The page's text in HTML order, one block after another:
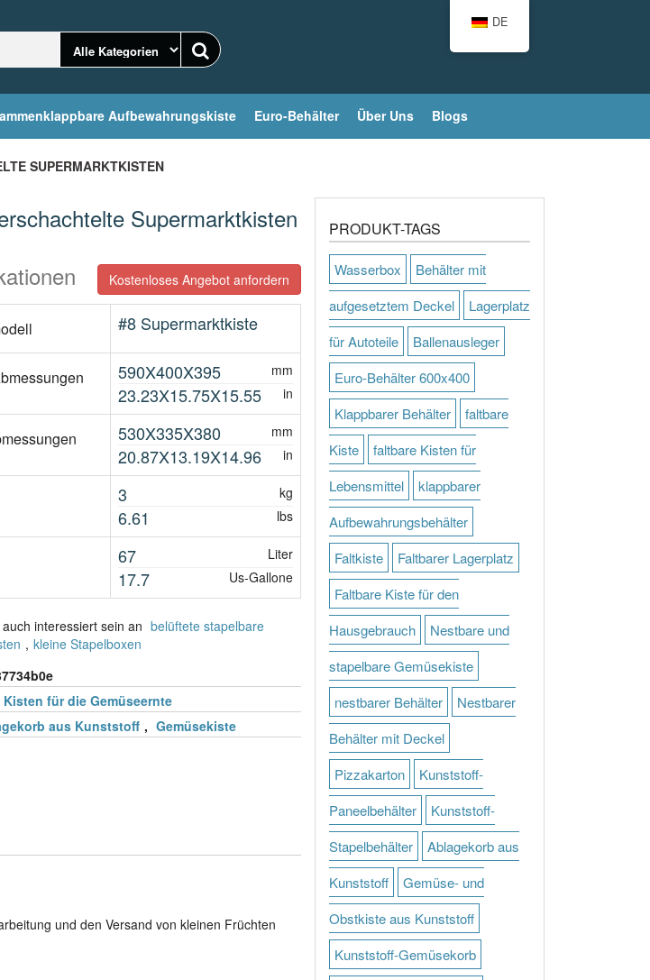
Aufbewahrungskiste Euro-Behälter Über Uns Blogs
SUPERMARKTKISTEN
Supermarktkisten
Kostenloses Angebot anfordern
#8 Supermarktkiste
590X400X395 mm
23.23X15.75X15.55 in
530X335X380 mm
20.87X13.19X14.96 in
3 kg
6.61 lbs
67 Liter
17.7 Us-Gallone
interessiert sein an belüftete stapelbare
, kleine Stapelboxen
Kisten für die Gemüseernte
aus Kunststoff , Gemüsekiste
und den Versand von kleinen Früchten
PRODUKT-TAGS
Wasserbox
Behälter mit
aufgesetztem Deckel
Lagerplatz
für Autoteile
Ballenausleger
Euro-Behälter 600x400
Klappbarer Behälter
faltbare
Kiste
faltbare Kisten für
Lebensmittel
klappbarer
Aufbewahrungsbehälter
Faltkiste
Faltbarer Lagerplatz
Faltbare Kiste für den
Hausgebrauch
Nestbare und
stapelbare Gemüsekiste
nestbarer Behälter
Nestbarer
Behälter mit Deckel
Pizzakarton
Kunststoff-
Paneelbehälter
Kunststoff-
Stapelbehälter
Ablagekorb aus
Kunststoff
Gemüse- und
Obstkiste aus Kunststoff
Kunststoff-Gemüsekorb
DE